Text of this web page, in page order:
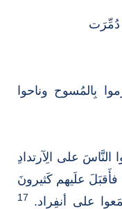
دُمِّرَت
بِالمُسوح وناحوا
النَّاسَ على الِآرتدادِ
فأَقبَلَ علَيهم كَثيرونَ
على أنفِراد.
17